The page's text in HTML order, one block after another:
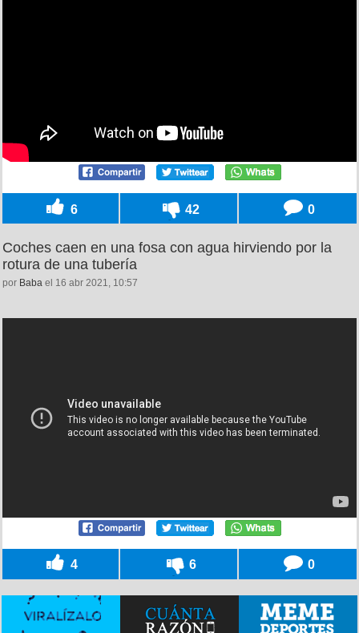
6 42 0
Coches caen en una fosa con agua hirviendo por la
rotura de una tubería
por Baba el 16 abr 2021, 10:57
4 6 0